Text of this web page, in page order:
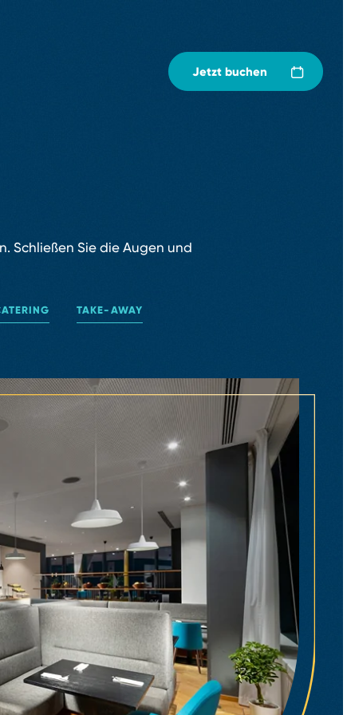
Jetzt buchen
Schließen Sie die Augen und
TAKE⁠-⁠AWAY